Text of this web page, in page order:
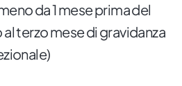
da 1 mese prima del
terzo mese di gravidanza